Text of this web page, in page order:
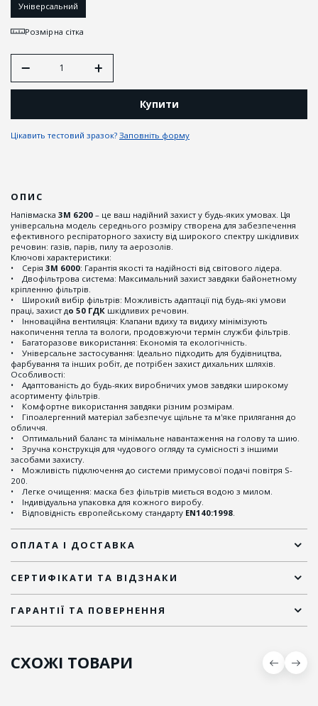
Універсальний
Розмірна сітка
Купити
Цікавить тестовий зразок? Заповніть форму
ОПИС
Напівмаска 3М 6200 – це ваш надійний захист у будь-яких умовах. Ця
універсальна модель середнього розміру створена для забезпечення
ефективного респіраторного захисту від широкого спектру шкідливих
речовин: газів, парів, пилу та аерозолів.
Ключові характеристики:
• Серія 3М 6000: Гарантія якості та надійності від світового лідера.
• Двофільтрова система: Максимальний захист завдяки байонетному
кріпленню фільтрів.
• Широкий вибір фільтрів: Можливість адаптації під будь-які умови
праці, захист до 50 ГДК шкідливих речовин.
• Інноваційна вентиляція: Клапани вдиху та видиху мінімізують
накопичення тепла та вологи, продовжуючи термін служби фільтрів.
• Багаторазове використання: Економія та екологічність.
• Універсальне застосування: Ідеально підходить для будівництва,
фарбування та інших робіт, де потрібен захист дихальних шляхів.
Особливості:
• Адаптованість до будь-яких виробничих умов завдяки широкому
асортименту фільтрів.
• Комфортне використання завдяки різним розмірам.
• Гіпоалергенний матеріал забезпечує щільне та м'яке прилягання до
обличчя.
• Оптимальний баланс та мінімальне навантаження на голову та шию.
• Зручна конструкція для чудового огляду та сумісності з іншими
засобами захисту.
• Можливість підключення до системи примусової подачі повітря S-
200.
• Легке очищення: маска без фільтрів миється водою з милом.
• Індивідуальна упаковка для кожного виробу.
• Відповідність європейському стандарту EN140:1998.
ОПЛАТА І ДОСТАВКА
СЕРТИФІКАТИ ТА ВІДЗНАКИ
ГАРАНТІЇ ТА ПОВЕРНЕННЯ
СХОЖІ ТОВАРИ